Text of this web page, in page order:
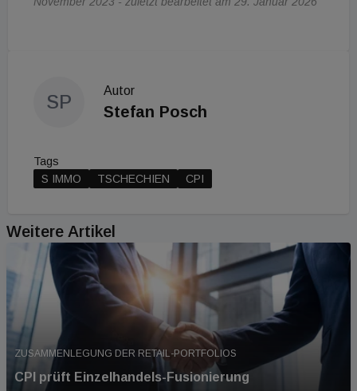
SP
Autor
Stefan Posch
Tags
S IMMO
TSCHECHIEN CPI
Weitere Artikel
ZUSAMMENLEGUNG DER RETAIL-PORTFOLIOS
CPI prüft Einzelhandels-Fusionierung